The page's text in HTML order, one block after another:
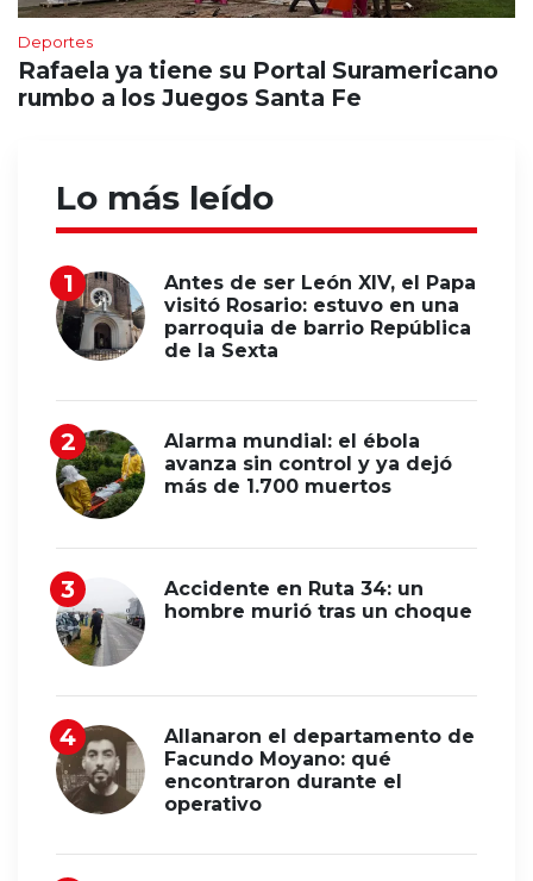
Deportes
Rafaela ya tiene su Portal Suramericano
rumbo a los Juegos Santa Fe
Lo más leído
Antes de ser León XIV, el Papa
visitó Rosario: estuvo en una
parroquia de barrio República
de la Sexta
Alarma mundial: el ébola
avanza sin control y ya dejó
más de 1.700 muertos
Accidente en Ruta 34: un
hombre murió tras un choque
Allanaron el departamento de
Facundo Moyano: qué
encontraron durante el
operativo